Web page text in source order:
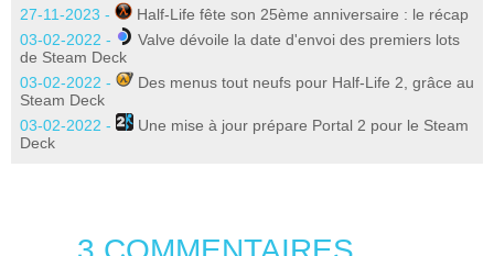
27-11-2023 -
Half-Life fête son 25ème anniversaire : le récap
03-02-2022 -
Valve dévoile la date d'envoi des premiers lots
de Steam Deck
03-02-2022 -
Des menus tout neufs pour Half-Life 2, grâce au
Steam Deck
03-02-2022 -
Une mise à jour prépare Portal 2 pour le Steam
Deck